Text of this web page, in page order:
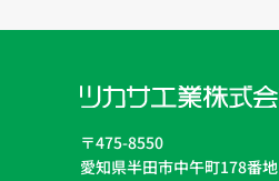
〒475-8550
愛知県半田市中午町178番地